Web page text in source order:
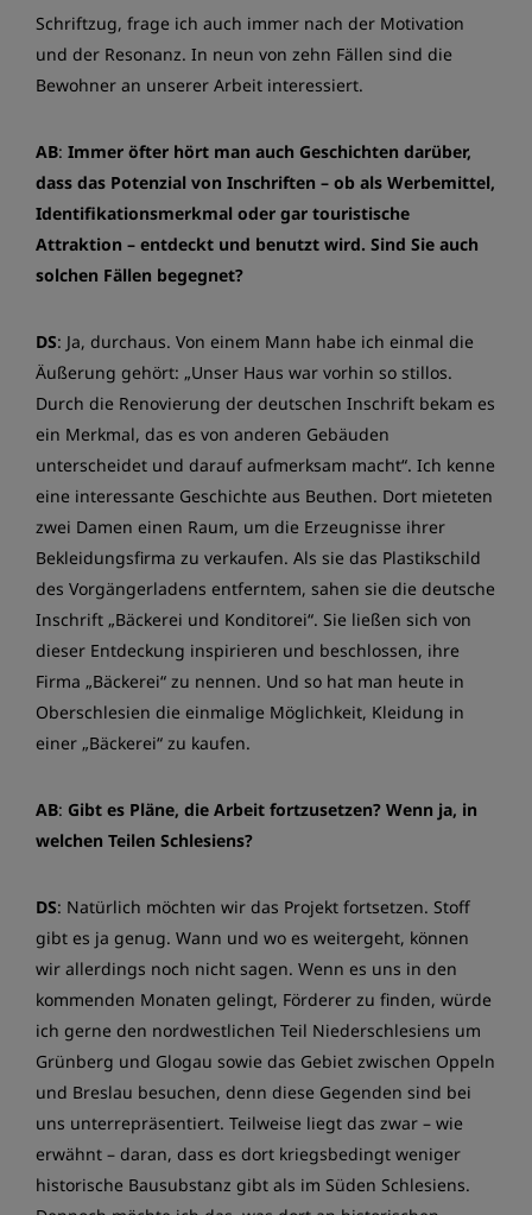
Schriftzug, frage ich auch immer nach der Motivation
und der Resonanz. In neun von zehn Fällen sind die
Bewohner an unserer Arbeit interessiert.
AB: Immer öfter hört man auch Geschichten darüber,
dass das Potenzial von Inschriften – ob als Werbemittel,
Identifikationsmerkmal oder gar touristische
Attraktion – entdeckt und benutzt wird. Sind Sie auch
solchen Fällen begegnet?
DS: Ja, durchaus. Von einem Mann habe ich einmal die
Äußerung gehört: „Unser Haus war vorhin so stillos.
Durch die Renovierung der deutschen Inschrift bekam es
ein Merkmal, das es von anderen Gebäuden
unterscheidet und darauf aufmerksam macht“. Ich kenne
eine interessante Geschichte aus Beuthen. Dort mieteten
zwei Damen einen Raum, um die Erzeugnisse ihrer
Bekleidungsfirma zu verkaufen. Als sie das Plastikschild
des Vorgängerladens entferntem, sahen sie die deutsche
Inschrift „Bäckerei und Konditorei“. Sie ließen sich von
dieser Entdeckung inspirieren und beschlossen, ihre
Firma „Bäckerei“ zu nennen. Und so hat man heute in
Oberschlesien die einmalige Möglichkeit, Kleidung in
einer „Bäckerei“ zu kaufen.
AB: Gibt es Pläne, die Arbeit fortzusetzen? Wenn ja, in
welchen Teilen Schlesiens?
DS: Natürlich möchten wir das Projekt fortsetzen. Stoff
gibt es ja genug. Wann und wo es weitergeht, können
wir allerdings noch nicht sagen. Wenn es uns in den
kommenden Monaten gelingt, Förderer zu finden, würde
ich gerne den nordwestlichen Teil Niederschlesiens um
Grünberg und Glogau sowie das Gebiet zwischen Oppeln
und Breslau besuchen, denn diese Gegenden sind bei
uns unterrepräsentiert. Teilweise liegt das zwar – wie
erwähnt – daran, dass es dort kriegsbedingt weniger
historische Bausubstanz gibt als im Süden Schlesiens.